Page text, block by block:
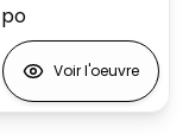
po
Voir l'oeuvre